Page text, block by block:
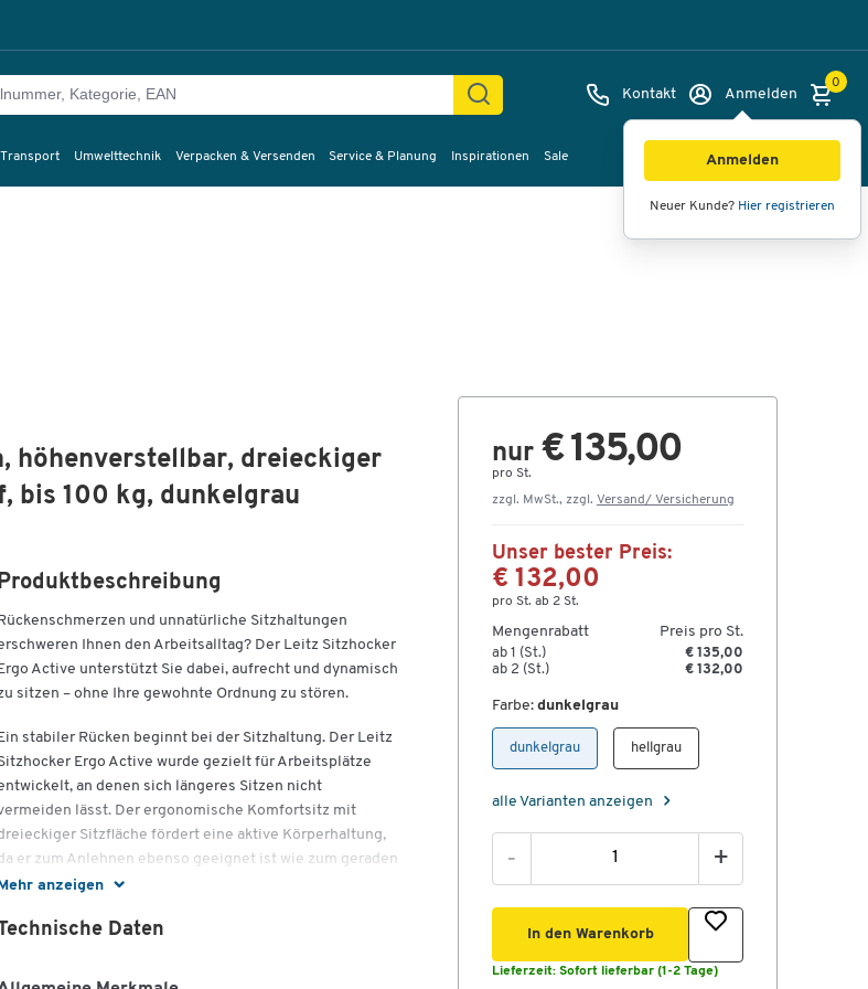
Kontakt Anmelden
Anmelden
Neuer Kunde? Hier registrieren
0
Transport Umwelttechnik Verpacken & Versenden Service & Planung Inspirationen Sale
höhenverstellbar, dreieckiger
bis 100 kg, dunkelgrau
anzeigen
und unnatürliche Sitzhaltungen
Ihnen den Arbeitsalltag? Der Leitz Sitzhocker
Active unterstützt Sie dabei, aufrecht und dynamisch
sitzen – ohne Ihre gewohnte Ordnung zu stören.
stabiler Rücken beginnt bei der Sitzhaltung. Der Leitz
Ergo Active wurde gezielt für Arbeitsplätze
an denen sich längeres Sitzen nicht
lässt. Der ergonomische Komfortsitz mit
Sitzfläche fördert eine aktive Körperhaltung,
er zum Anlehnen ebenso geeignet ist wie zum geraden
Sein fester Stützkern verteilt das Gewicht
weiche Schaumstoffpolsterung den Druck auf
nur ein bequemes Sitzerlebnis, sondern beugt auch
Daten
nur € 135,00
pro St.
zzgl. MwSt., zzgl. Versand/ Versicherung
Unser bester Preis:
€ 132,00
pro St. ab 2 St.
Mengenrabatt Preis pro St.
ab 1 (St.)
€ 135,00
ab 2 (St.)
€ 132,00
Farbe: dunkelgrau
dunkelgrau hellgrau
alle Varianten anzeigen
- +
In den Warenkorb
Lieferzeit: Sofort lieferbar (1-2 Tage)
Bilder Videos 360°-Ansicht